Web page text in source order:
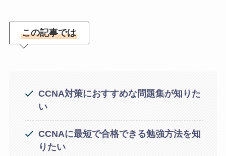
この記事では
CCNA対策におすすめな問題集が知りた
い
CCNAに最短で合格できる勉強方法を知
りたい